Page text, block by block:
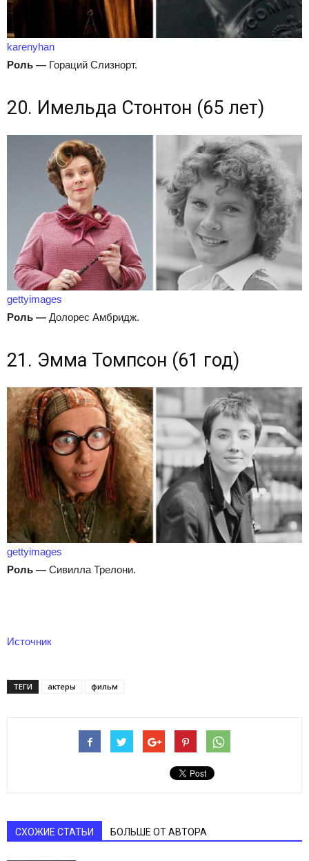
karenyhan
Роль — Гораций Слизнорт.
20. Имельда Стонтон (65 лет)
gettyimages
Роль — Долорес Амбридж.
21. Эмма Томпсон (61 год)
gettyimages
Роль — Сивилла Трелони.
Источник
ТЕГИ актеры фильм
СХОЖИЕ СТАТЬИ БОЛЬШЕ ОТ АВТОРА